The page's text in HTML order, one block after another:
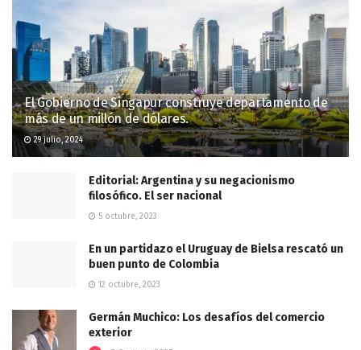
El Gobierno de Singapur construye departamento de
más de un millón de dólares.
29 julio, 2024
Editorial: Argentina y su negacionismo
filosófico. El ser nacional
5 octubre, 2023
En un partidazo el Uruguay de Bielsa rescató un
buen punto de Colombia
12 octubre, 2023
Germán Muchico: Los desafíos del comercio
exterior